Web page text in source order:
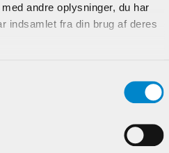
andre oplysninger, du har
indsamlet fra din brug af deres